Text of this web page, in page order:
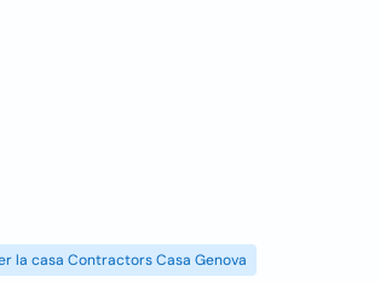
la casa Contractors Casa Genova